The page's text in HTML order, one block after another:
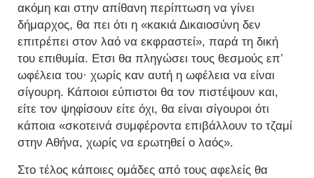
ακόμη και στην απίθανη περίπτωση να γίνει
δήμαρχος, θα πει ότι η «κακιά Δικαιοσύνη δεν
επιτρέπει στον λαό να εκφραστεί», παρά τη δική
του επιθυμία. Ετσι θα πληγώσει τους θεσμούς επ’
ωφέλεια του· χωρίς καν αυτή η ωφέλεια να είναι
σίγουρη. Κάποιοι εύπιστοι θα τον πιστέψουν και,
είτε τον ψηφίσουν είτε όχι, θα είναι σίγουροι ότι
κάποια «σκοτεινά συμφέροντα επιβάλλουν το τζαμί
στην Αθήνα, χωρίς να ερωτηθεί ο λαός».
Στο τέλος κάποιες ομάδες από τους αφελείς θα